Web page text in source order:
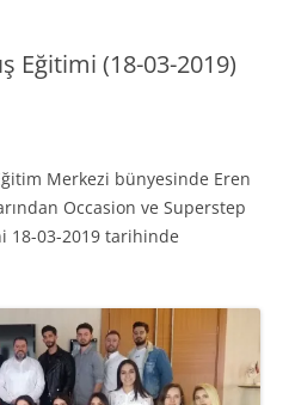
Eğitimi (18-03-2019)
Merkezi bünyesinde Eren
Occasion ve Superstep
18-03-2019 tarihinde